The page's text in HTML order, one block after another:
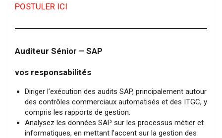
POSTULER ICI
Auditeur Sénior – SAP
vos responsabilités
Diriger l’exécution des audits SAP, principalement autour
des contrôles commerciaux automatisés et des ITGC, y
compris les rapports de gestion.
Analysez les données SAP sur les processus métier et
informatiques, en mettant l’accent sur la gestion des